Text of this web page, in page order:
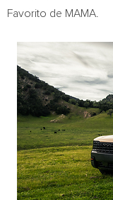
Favorito de MAMA.